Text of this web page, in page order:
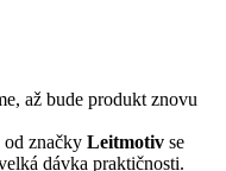
až bude produkt znovu
značky Leitmotiv se
dávka praktičnosti.